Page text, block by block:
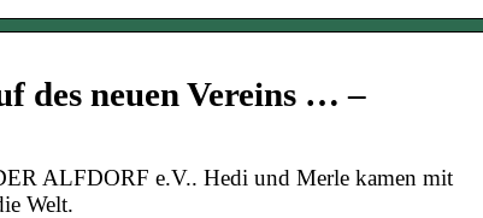
des neuen Vereins … –
ALFDORF e.V.. Hedi und Merle kamen mit
Welt.